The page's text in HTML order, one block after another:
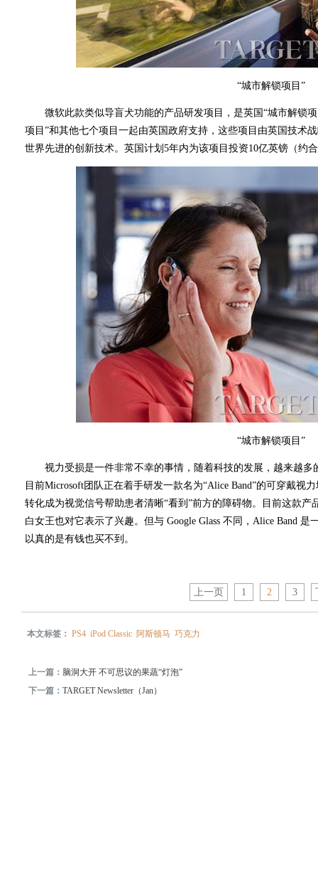
“城市解锁项目”
微软此款类似导盲犬功能的产品研发项目，是英国“城市解锁项
项目”和其他七个项目一起由英国政府支持，这些项目由英国技术
世界先进的创新技术。英国计划5年内为该项目投资10亿英镑（约
“城市解锁项目”
视力受损是一件非常不幸的事情，随着科技的发展，越来越多
目前Microsoft团队正在着手研发一款名为“Alice Band”的可穿戴视
转化成为视觉信号帮助患者清晰“看到”前方的障碍物。目前这款
白女王也对它表示了兴趣。但与 Google Glass 不同，Alice Band
以真的是有钱也买不到。
上一页 1 2 3
本文标签：PS4 iPod Classic 阿斯顿马 巧克力
上一篇： 脑洞大开 不可思议的果蔬“灯泡”
下一篇：TARGET Newsletter（Jan）